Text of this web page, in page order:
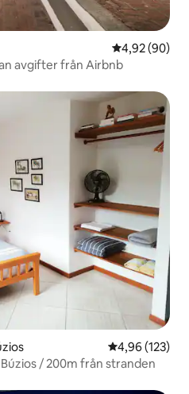
4,92 av 5 i
4,92 (90)
avgifter från Airbnb
4,96 av 5 i
4,96 (123)
/ 200m från stranden